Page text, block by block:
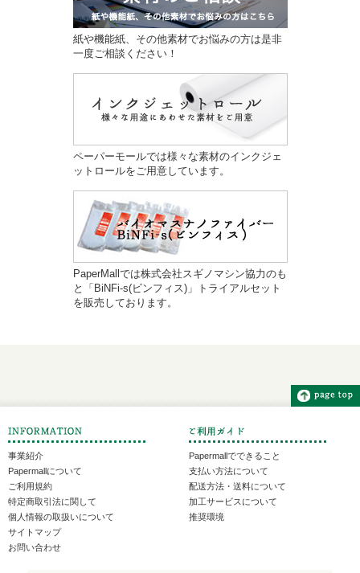
紙や機能紙、その他素材でお悩みの方は是非
一度ご相談ください！
ペーパーモールでは様々な素材のインクジェ
ットロールをご用意しています。
PaperMallでは株式会社スギノマシン協力のも
と「BiNFi-s(ビンフィス)」トライアルセット
を販売しております。
事業紹介
Papermallについて
ご利用規約
特定商取引法に関して
個人情報の取扱いについて
サイトマップ
お問い合わせ
Papermallでできること
支払い方法について
配送方法・送料について
加工サービスについて
推奨環境